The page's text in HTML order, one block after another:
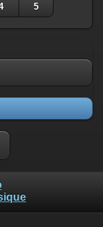
5